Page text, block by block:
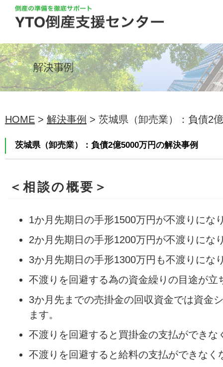
HOME > 解決事例 > 茨城県（卸売業）：負債2
茨城県（卸売業）：負債2億5000万円の解決事例
＜相談の概要＞
1か月先期日の手形1500万円が不渡りにな
2か月先期日の手形1200万円が不渡りにな
3か月先期日の手形1300万円も不渡りにな
不渡りを回避する為の資金繰りの目途が立
3か月先までの売掛金の回収資金では資金
ます。
不渡りを回避すると買掛金の支払ができな
不渡りを回避すると給料の支払ができなく